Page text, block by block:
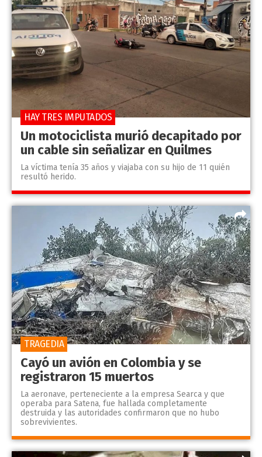
Un motociclista murió decapitado por
un cable sin señalizar en Quilmes
La víctima tenía 35 años y viajaba con su hijo de 11 quién
resultó herido.
HAY TRES IMPUTADOS
Cayó un avión en Colombia y se
registraron 15 muertos
La aeronave, perteneciente a la empresa Searca y que
operaba para Satena, fue hallada completamente
destruida y las autoridades confirmaron que no hubo
sobrevivientes.
TRAGEDIA